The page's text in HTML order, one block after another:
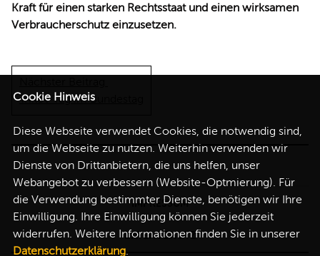
Kraft für einen starken Rechtsstaat und einen wirksamen
Verbraucherschutz einzusetzen.
Trikot-Tag im Bundestag
IMPRESSUM
DATENSCHUTZ
Cookie Hinweis
Diese Webseite verwendet Cookies, die notwendig sind,
um die Webseite zu nutzen. Weiterhin verwenden wir
Dienste von Drittanbietern, die uns helfen, unser
Webangebot zu verbessern (Website-Optmierung). Für
die Verwendung bestimmter Dienste, benötigen wir Ihre
Einwilligung. Ihre Einwilligung können Sie jederzeit
widerrufen. Weitere Informationen finden Sie in unserer
Datenschutzerklärung.